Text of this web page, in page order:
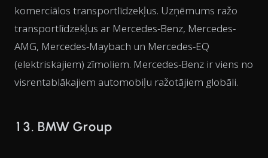
komerciālos transportlīdzekļus. Uzņēmums ražo
transportlīdzekļus ar Mercedes-Benz, Mercedes-
AMG, Mercedes-Maybach un Mercedes-EQ
(elektriskajiem) zīmoliem. Mercedes-Benz ir viens no
visrentablākajiem automobiļu ražotājiem globāli.
13. BMW Group